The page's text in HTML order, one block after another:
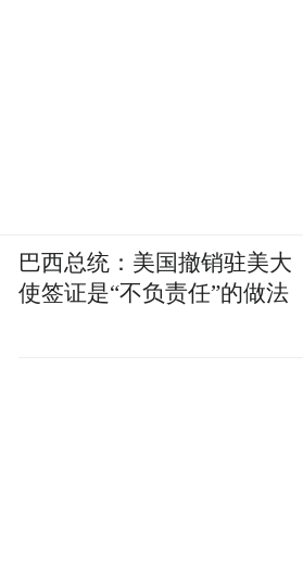
巴西总统：美国撤销驻美大
使签证是“不负责任”的做法